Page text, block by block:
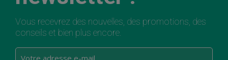
Vous recevrez des nouvelles, des promotions, des
conseils et bien plus encore.